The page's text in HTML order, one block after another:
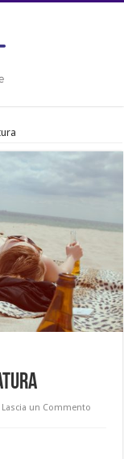
Lascia un Commento